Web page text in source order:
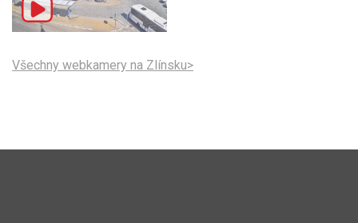
Všechny webkamery na Zlínsku>